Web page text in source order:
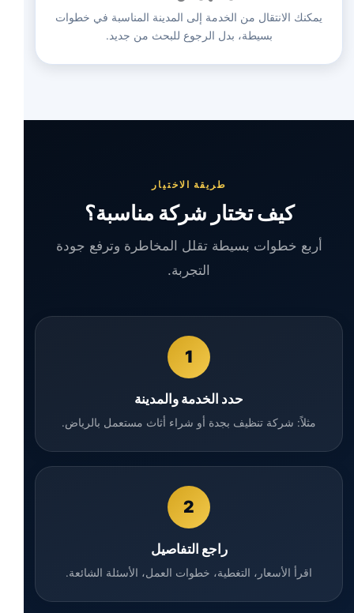
يمكنك الانتقال من الخدمة إلى المدينة المناسبة في خطوات
بسيطة، بدل الرجوع للبحث من جديد.
طريقة الاختيار
كيف تختار شركة مناسبة؟
أربع خطوات بسيطة تقلل المخاطرة وترفع جودة
التجربة.
1
حدد الخدمة والمدينة
مثلاً: شركة تنظيف بجدة أو شراء أثاث مستعمل بالرياض.
2
راجع التفاصيل
اقرأ الأسعار، التغطية، خطوات العمل، الأسئلة الشائعة.